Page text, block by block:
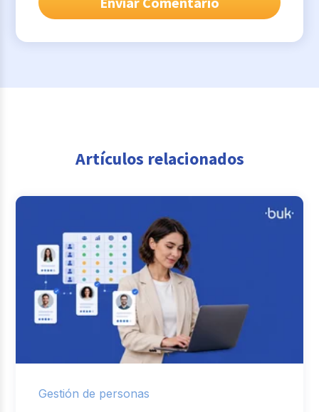
Artículos relacionados
Gestión de personas